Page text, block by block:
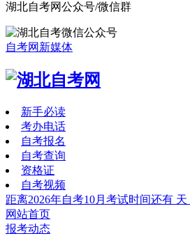
湖北自考网公众号/微信群
自考网新媒体
新手必读
考办电话
自考报名
自考查询
资格证
自考视频
距离2026年自考10月考试时间还有 天
网站首页
报考动态